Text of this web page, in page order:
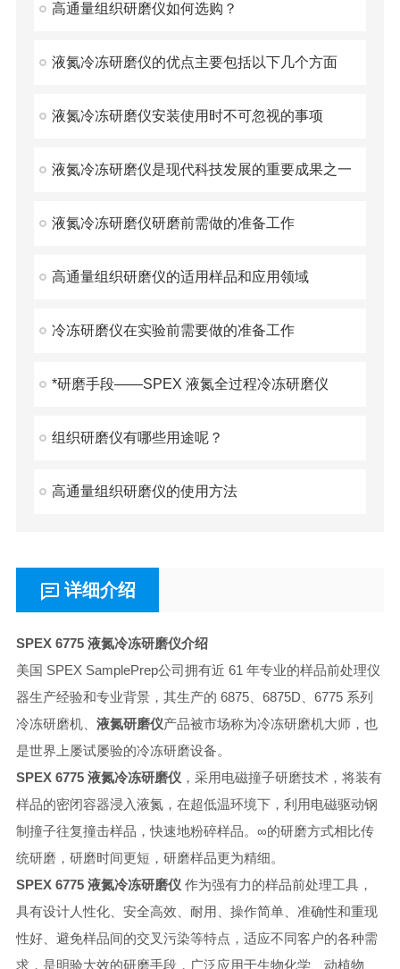
高通量组织研磨仪如何选购？
液氮冷冻研磨仪的优点主要包括以下几个方面
液氮冷冻研磨仪安装使用时不可忽视的事项
液氮冷冻研磨仪是现代科技发展的重要成果之一
液氮冷冻研磨仪研磨前需做的准备工作
高通量组织研磨仪的适用样品和应用领域
冷冻研磨仪在实验前需要做的准备工作
*研磨手段——SPEX 液氮全过程冷冻研磨仪
组织研磨仪有哪些用途呢？
高通量组织研磨仪的使用方法
详细介绍
SPEX 6775 液氮冷冻研磨仪介绍
美国 SPEX SamplePrep公司拥有近 61 年专业的样品前处理仪
器生产经验和专业背景，其生产的 6875、6875D、6775 系列
冷冻研磨机、 液氮研磨仪产品被市场称为冷冻研磨机大师，也
是世界上屡试屡验的冷冻研磨设备。
SPEX 6775 液氮冷冻研磨仪 ，采用电磁撞子研磨技术，将装有
样品的密闭容器浸入液氮，在超低温环境下，利用电磁驱动钢
制撞子往复撞击样品，快速地粉碎样品。∞的研磨方式相比传
统研磨，研磨时间更短，研磨样品更为精细。
SPEX 6775 液氮冷冻研磨仪 作为强有力的样品前处理工具，
具有设计人性化、安全高效、耐用、操作简单、准确性和重现
性好、避免样品间的交叉污染等特点，适应不同客户的各种需
求，是明验大效的研磨手段，广泛应用于生物化学、动植物、